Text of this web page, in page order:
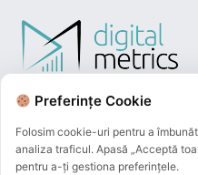
Preferințe Cookie
Folosim cookie-uri pentru a
analiza traficul. Apasă „Acceptă
pentru a-ți gestiona preferințele.